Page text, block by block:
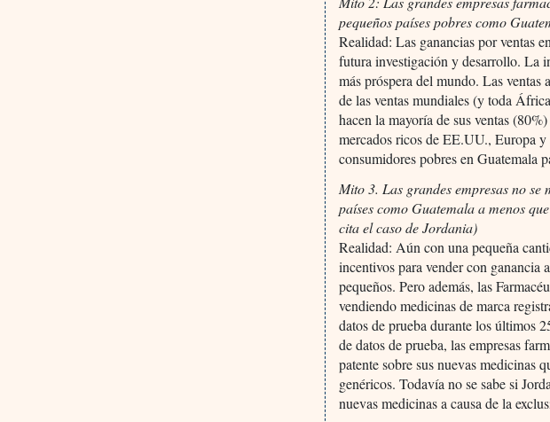
pequeños países pobres como
Realidad: Las ganancias por ventas
futura investigación y desarrollo. La
más próspera del mundo. Las
de las ventas mundiales (y toda
hacen la mayoría de sus ventas
mercados ricos de EE.UU., Europa
consumidores pobres en Guatemala
Mito 3. Las grandes empresas no
países como Guatemala a menos
cita el caso de Jordania)
Realidad: Aún con una pequeña
incentivos para vender con ganancia
pequeños. Pero además, las
vendiendo medicinas de marca
datos de prueba durante los últimos
de datos de prueba, las empresas
patente sobre sus nuevas medicinas
genéricos. Todavía no se sabe si
nuevas medicinas a causa de la